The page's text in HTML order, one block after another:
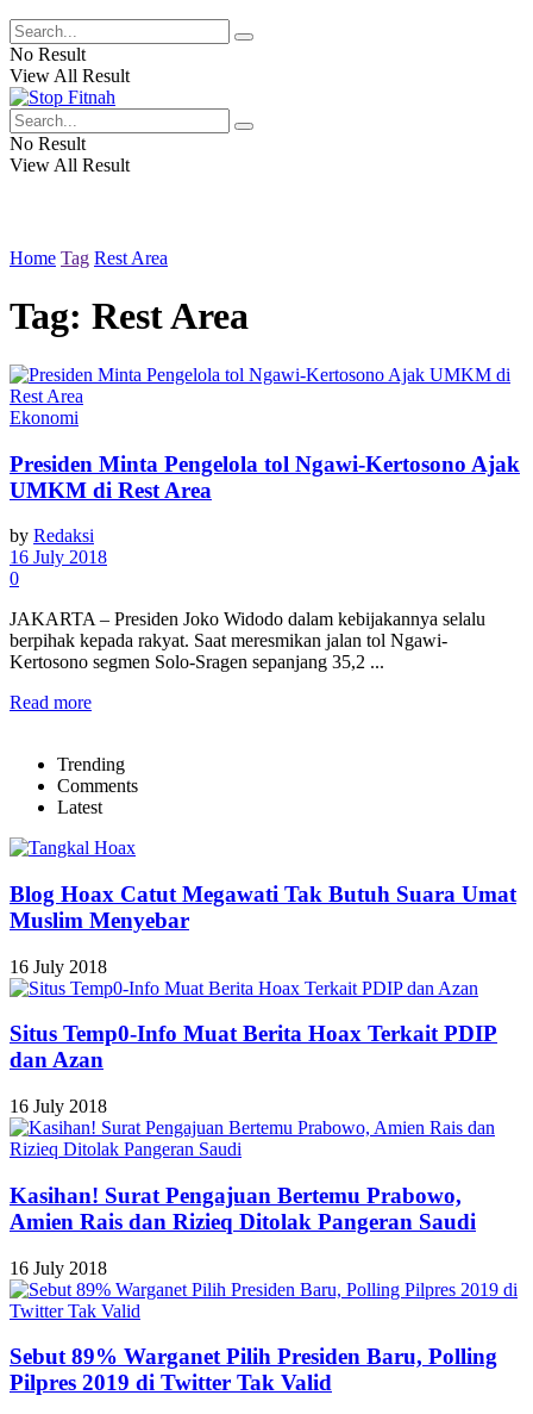
No Result
View All Result
No Result
View All Result
Home Tag Rest Area
Tag: Rest Area
Ekonomi
Presiden Minta Pengelola tol Ngawi-Kertosono Ajak
UMKM di Rest Area
by Redaksi
16 July 2018
0
JAKARTA – Presiden Joko Widodo dalam kebijakannya selalu
berpihak kepada rakyat. Saat meresmikan jalan tol Ngawi-
Kertosono segmen Solo-Sragen sepanjang 35,2 ...
Read more
Trending
Comments
Latest
Blog Hoax Catut Megawati Tak Butuh Suara Umat
Muslim Menyebar
16 July 2018
Situs Temp0-Info Muat Berita Hoax Terkait PDIP
dan Azan
16 July 2018
Kasihan! Surat Pengajuan Bertemu Prabowo,
Amien Rais dan Rizieq Ditolak Pangeran Saudi
16 July 2018
Sebut 89% Warganet Pilih Presiden Baru, Polling
Pilpres 2019 di Twitter Tak Valid